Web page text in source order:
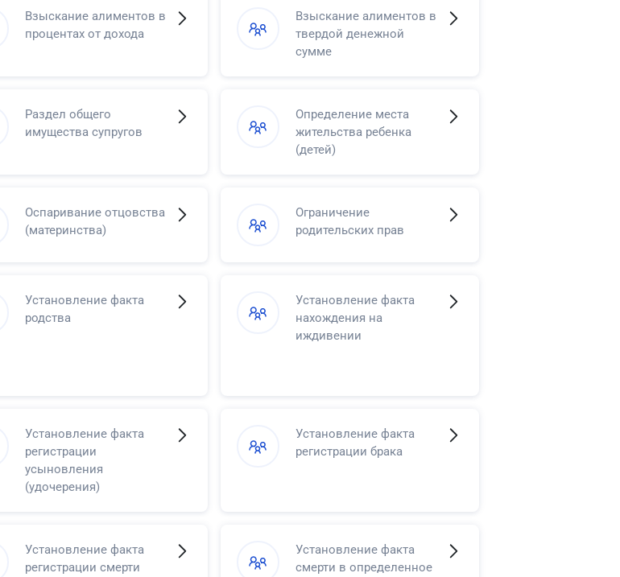
Взыскание алиментов в
процентах от дохода
Взыскание алиментов в
твердой денежной
сумме
Раздел общего
имущества супругов
Определение места
жительства ребенка
(детей)
Оспаривание отцовства
(материнства)
Ограничение
родительских прав
Установление факта
родства
Установление факта
нахождения на
иждивении
Установление факта
регистрации
усыновления
(удочерения)
Установление факта
регистрации брака
Установление факта
регистрации смерти
Установление факта
смерти в определенное